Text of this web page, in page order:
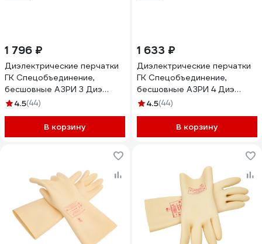
1 796 ₽
Диэлектрические перчатки
ГК Спецобъединение,
бесшовные АЗРИ 3 Диэ
006/3
4.5(44)
В корзину
1 633 ₽
Диэлектрические перчатки
ГК Спецобъединение,
бесшовные АЗРИ 4 Диэ
006/4
4.5(44)
В корзину